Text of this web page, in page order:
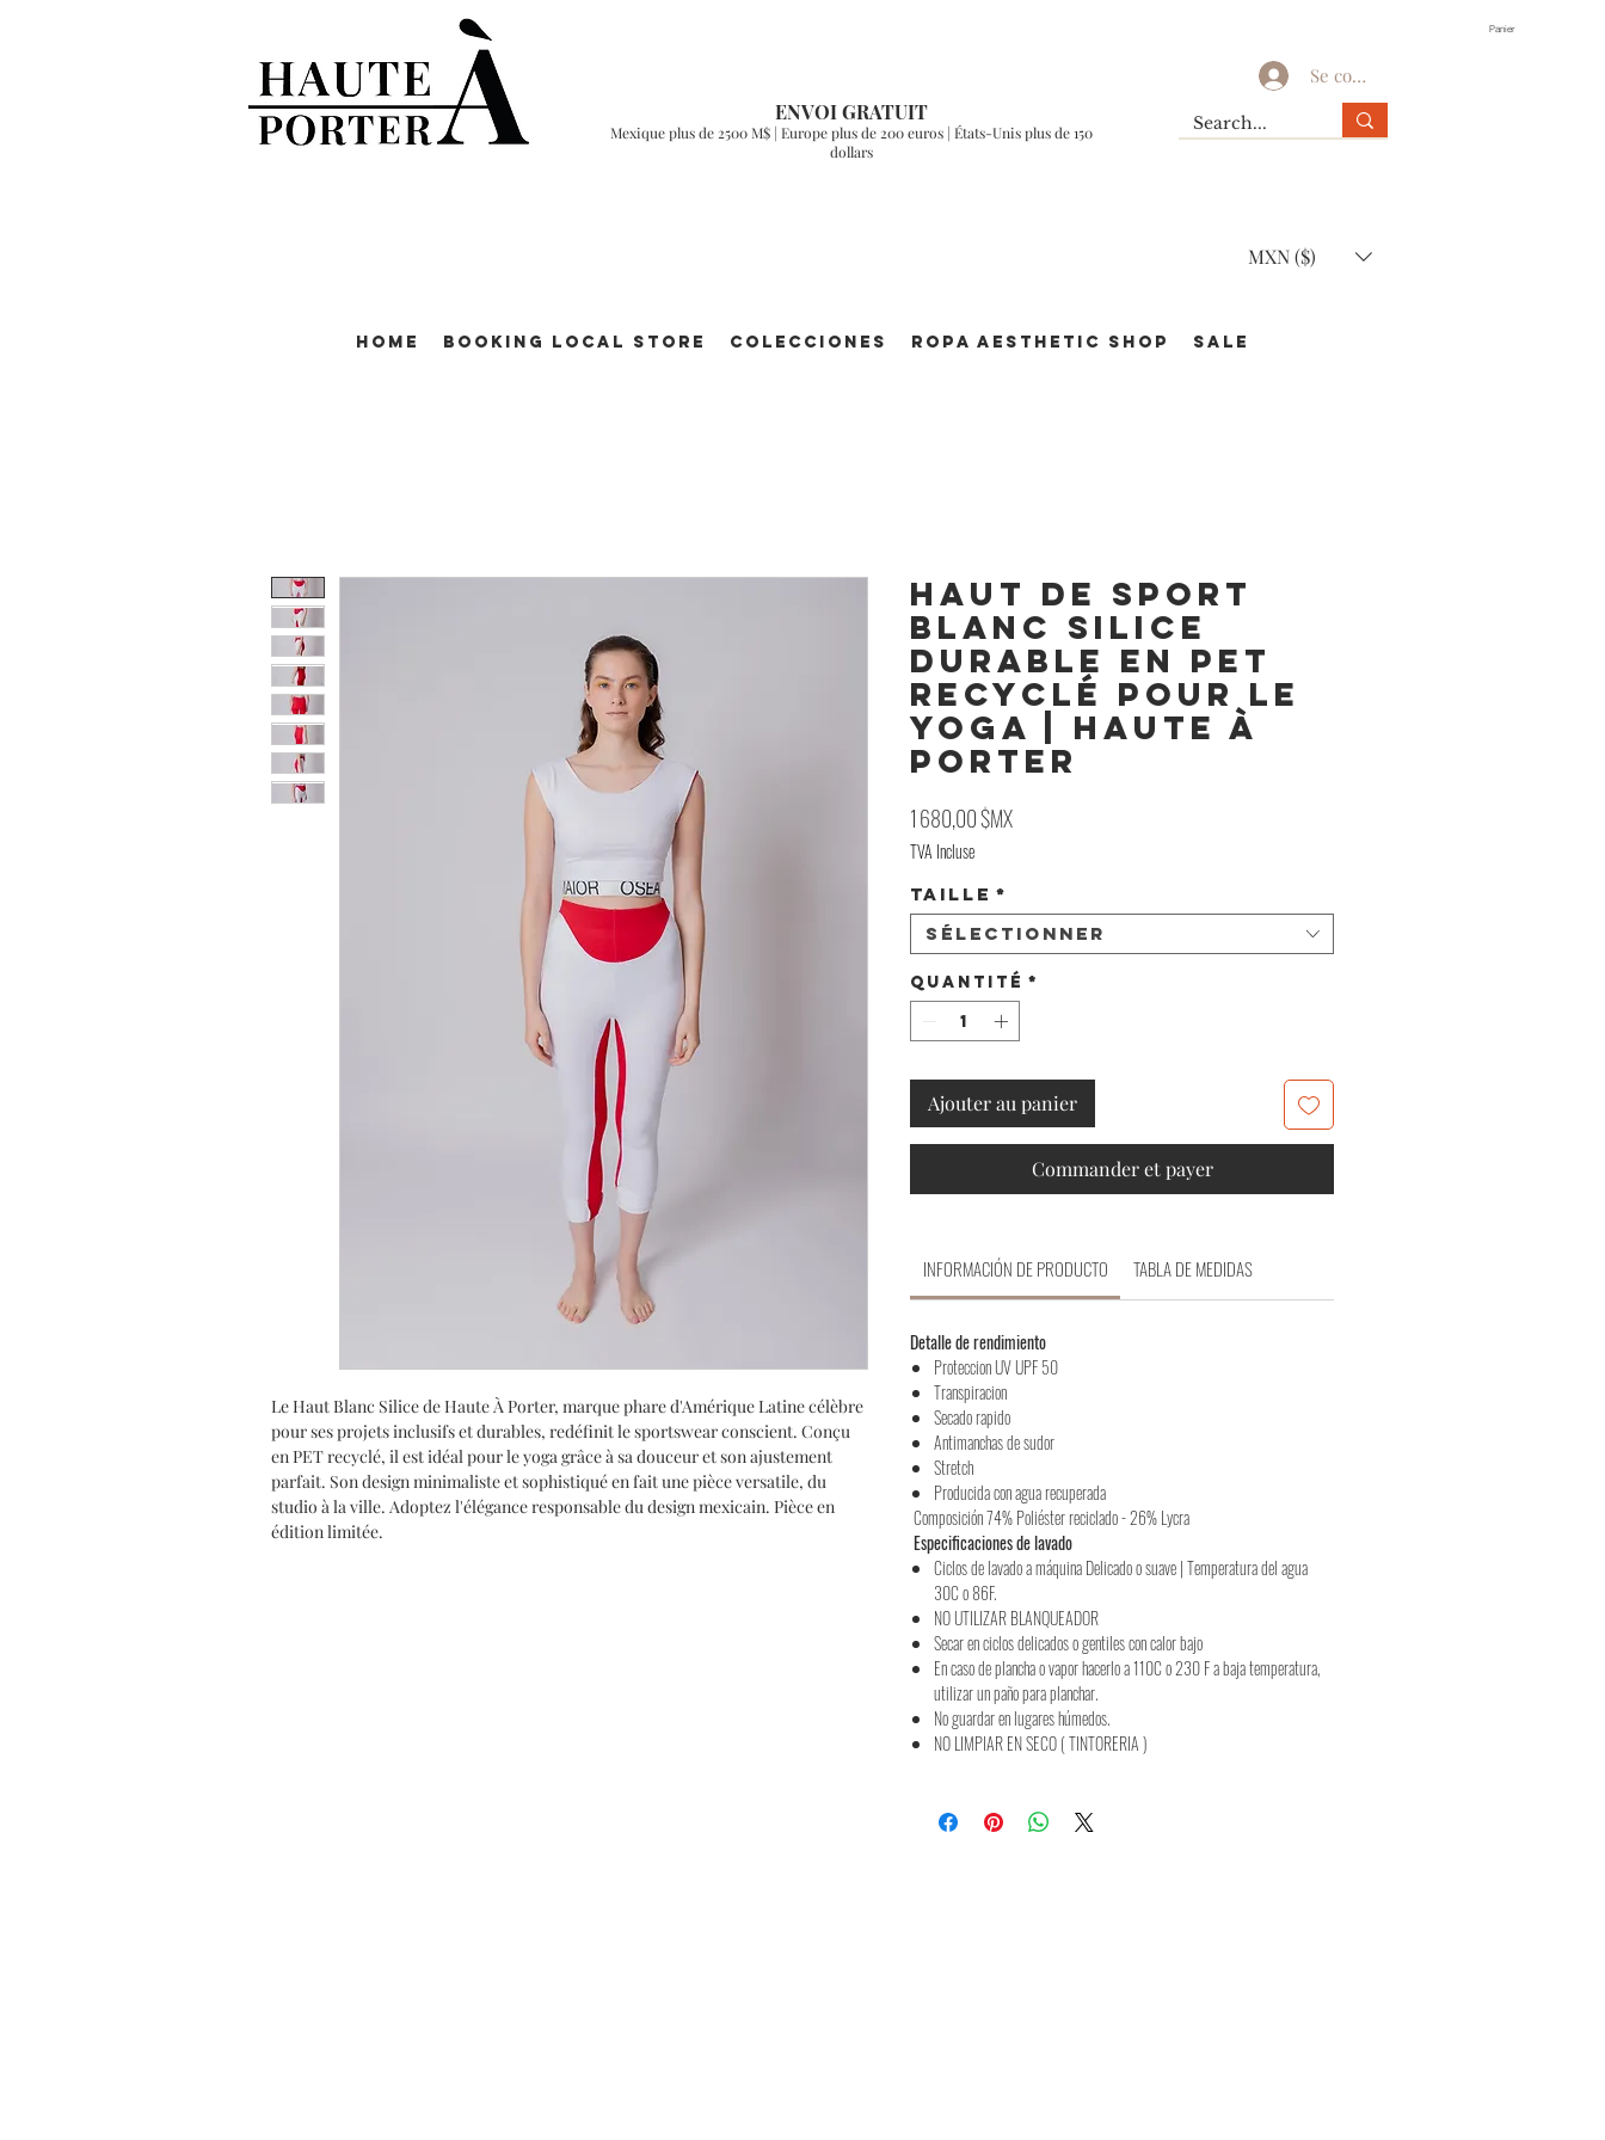
Panier
ENVOI GRATUIT
Mexique plus de 2500 M$ | Europe plus de 200 euros | États-Unis plus de 150
dollars
Se connecter
MXN ($)
Home Booking Local Store Colecciones ROPA AESTHETIC Shop SALE
Le Haut Blanc Silice de Haute À Porter, marque phare d'Amérique Latine célèbre
pour ses projets inclusifs et durables, redéfinit le sportswear conscient. Conçu
en PET recyclé, il est idéal pour le yoga grâce à sa douceur et son ajustement
parfait. Son design minimaliste et sophistiqué en fait une pièce versatile, du
studio à la ville. Adoptez l'élégance responsable du design mexicain. Pièce en
édition limitée.
Haut de Sport
Blanc Silice
Durable en PET
Recyclé pour le
Yoga | Haute À
Porter
1 680,00 $MXPrix
TVA Incluse
Taille *
Sélectionner
Quantité *
Ajouter au panier
Commander et payer
INFORMACIÓN DE PRODUCTO TABLA DE MEDIDAS
Detalle de rendimiento
Proteccion UV UPF 50
Transpiracion
Secado rapido
Antimanchas de sudor
Stretch
Producida con agua recuperada
Composición 74% Poliéster reciclado - 26% Lycra
Especificaciones de lavado
Ciclos de lavado a máquina Delicado o suave | Temperatura del agua
30C o 86F.
NO UTILIZAR BLANQUEADOR
Secar en ciclos delicados o gentiles con calor bajo
En caso de plancha o vapor hacerlo a 110C o 230 F a baja temperatura,
utilizar un paño para planchar.
No guardar en lugares húmedos.
NO LIMPIAR EN SECO ( TINTORERIA )